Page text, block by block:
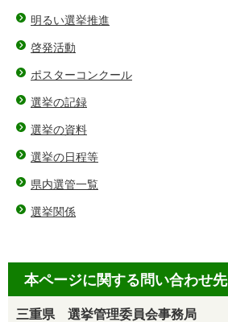
明るい選挙推進
啓発活動
ポスターコンクール
選挙の記録
選挙の資料
選挙の日程等
県内選管一覧
選挙関係
本ページに関する問い合わせ先
三重県 選挙管理委員会事務局